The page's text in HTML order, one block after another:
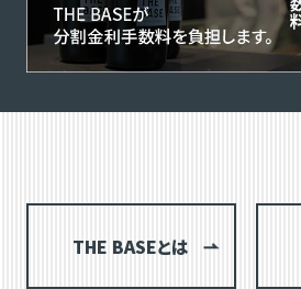
THE BASEとは